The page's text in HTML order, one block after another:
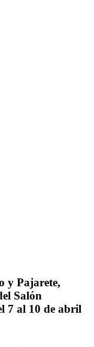
y Pajarete,
Salón
7 al 10 de abril